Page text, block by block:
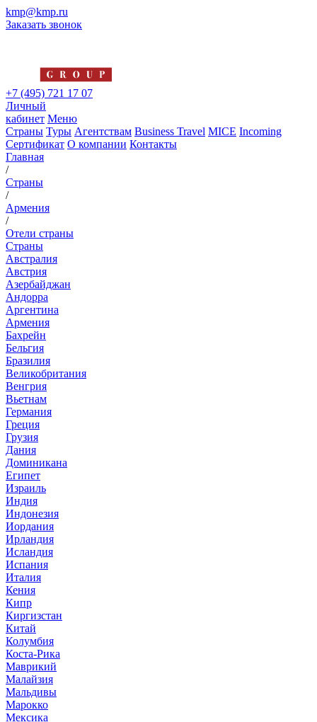
kmp@kmp.ru
Заказать звонок
+7 (495) 721 17 07
Личный
кабинет Меню
Страны Туры Агентствам Business Travel MICE Incoming
Сертификат О компании Контакты
Главная
/
Страны
/
Армения
/
Отели страны
Страны
Австралия
Австрия
Азербайджан
Андорра
Аргентина
Армения
Бахрейн
Бельгия
Бразилия
Великобритания
Венгрия
Вьетнам
Германия
Греция
Грузия
Дания
Доминикана
Египет
Израиль
Индия
Индонезия
Иордания
Ирландия
Исландия
Испания
Италия
Кения
Кипр
Киргизстан
Китай
Колумбия
Коста-Рика
Маврикий
Малайзия
Мальдивы
Марокко
Мексика